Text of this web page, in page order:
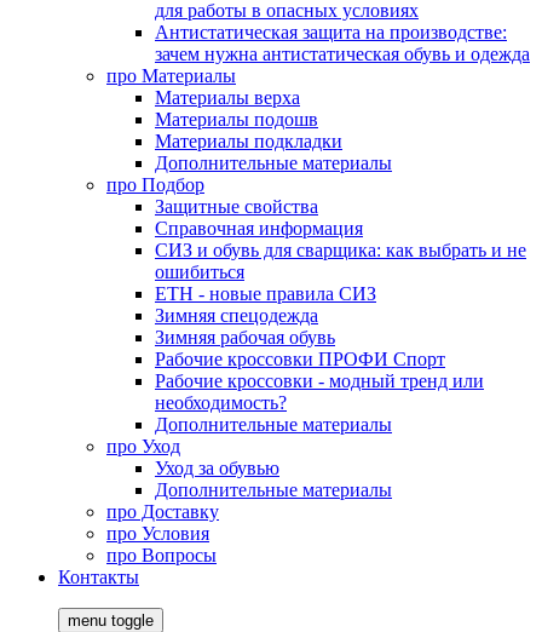
для работы в опасных условиях
Антистатическая защита на производстве:
зачем нужна антистатическая обувь и одежда
про Материалы
Материалы верха
Материалы подошв
Материалы подкладки
Дополнительные материалы
про Подбор
Защитные свойства
Справочная информация
СИЗ и обувь для сварщика: как выбрать и не
ошибиться
ЕТН - новые правила СИЗ
Зимняя спецодежда
Зимняя рабочая обувь
Рабочие кроссовки ПРОФИ Спорт
Рабочие кроссовки - модный тренд или
необходимость?
Дополнительные материалы
про Уход
Уход за обувью
Дополнительные материалы
про Доставку
про Условия
про Вопросы
Контакты
menu toggle